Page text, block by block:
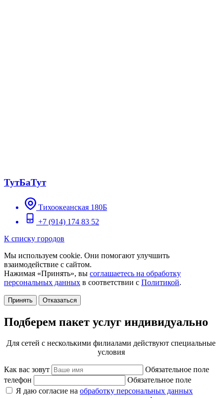
ТутБаТут
Тихоокеанская 180Б
+7 (914) 174 83 52
К списку городов
Мы используем cookie. Они помогают улучшить
взаимодействие с сайтом.
Нажимая «Принять», вы соглашаетесь на обработку
персональных данных в соответствии с Политикой.
Принять Отказаться
Подберем пакет услуг индивидуально
Для сетей с несколькими филиалами действуют специальные
условия
Как вас зовут
Обязательное поле
телефон
Обязательное поле
Я даю согласие на обработку персональных данных